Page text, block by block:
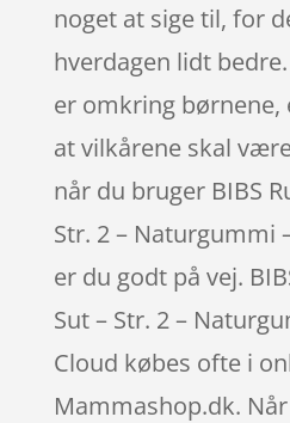
noget at sige til, for
hverdagen lidt
er omkring børnene,
at vilkårene skal
når du bruger BIBS
Str. 2 – Naturgummi
er du godt på vej.
Sut – Str. 2 –
Cloud købes ofte i
Mammashop.dk.